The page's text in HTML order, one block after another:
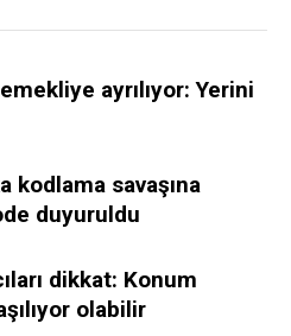
ayrılıyor: Yerini
kodlama savaşına
duyuruldu
dikkat: Konum
olabilir